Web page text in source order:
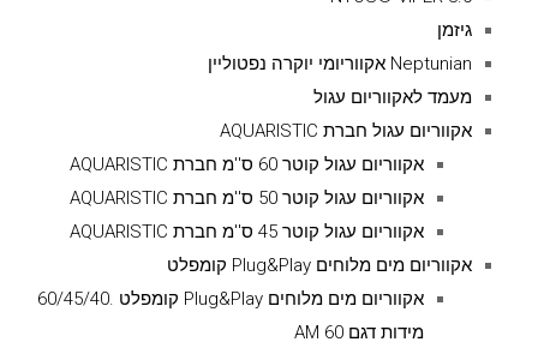
גיזמן
Neptunian אקווריומי יוקרה נפטוליין
מעמד לאקווריום עגול
אקווריום עגול חברת AQUARISTIC
אקווריום עגול קוטר 60 ס''מ חברת AQUARISTIC
אקווריום עגול קוטר 50 ס''מ חברת AQUARISTIC
אקווריום עגול קוטר 45 ס''מ חברת AQUARISTIC
אקווריום מים מלוחים Plug&Play קומפלט
אקווריום מים מלוחים Plug&Play קומפלט .60/45/40
מידות דגם AM 60